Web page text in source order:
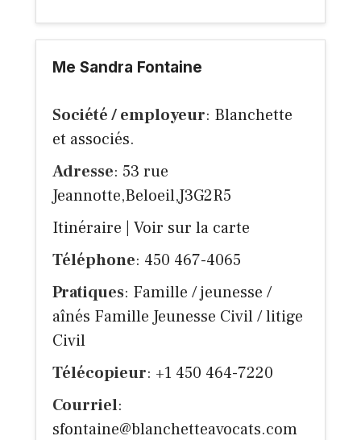
Me Sandra Fontaine
Société / employeur: Blanchette
et associés.
Adresse: 53 rue
Jeannotte,Beloeil,J3G2R5
Itinéraire
Voir sur la carte
Téléphone: 450 467-4065
Pratiques: Famille / jeunesse /
aînés Famille Jeunesse Civil / litige
Civil
Télécopieur: +1 450 464-7220
Courriel:
sfontaine@blanchetteavocats.com